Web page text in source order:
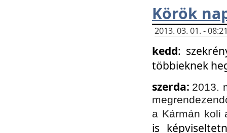
Körök
2013. 03. 01. -
kedd:
többieknek
szerda: 2013.
a Kármán koli
is